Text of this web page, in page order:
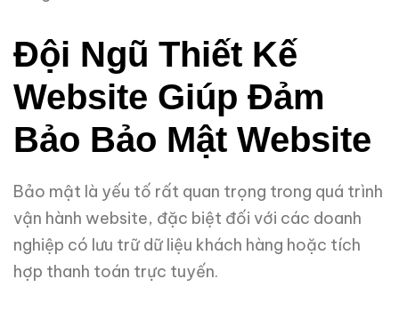
Đội Ngũ Thiết Kế
Website Giúp Đảm
Bảo Bảo Mật Website
Bảo mật là yếu tố rất quan trọng trong quá trình
vận hành website, đặc biệt đối với các doanh
nghiệp có lưu trữ dữ liệu khách hàng hoặc tích
hợp thanh toán trực tuyến.